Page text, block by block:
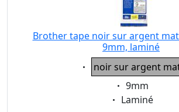
Brother tape noir sur argent mat
9mm, laminé
Eigenschaft:
noir sur argent
Eigenschaft:
9mm
Eigenschaft:
Laminé